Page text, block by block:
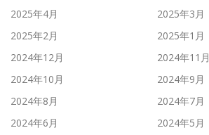
2025年4月
2025年3月
2025年2月
2025年1月
2024年12月
2024年11月
2024年10月
2024年9月
2024年8月
2024年7月
2024年6月
2024年5月